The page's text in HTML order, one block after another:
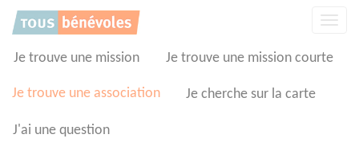
Je trouve une mission Je trouve une mission courte
Je trouve une association Je cherche sur la carte
J'ai une question
Panneau de gestion des cookies